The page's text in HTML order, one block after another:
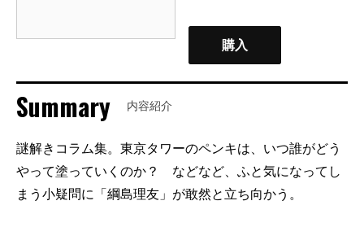
購入
Summary 内容紹介
謎解きコラム集。東京タワーのペンキは、いつ誰がどう
やって塗っていくのか？ などなど、ふと気になってし
まう小疑問に「綱島理友」が敢然と立ち向かう。